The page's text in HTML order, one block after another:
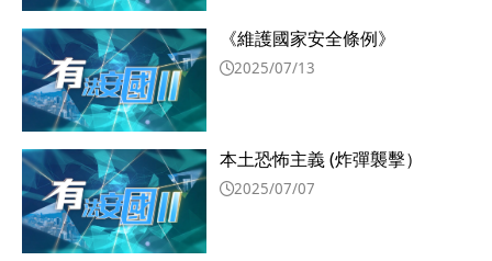
《維護國家安全條例》
2025/07/13
本土恐怖主義 (炸彈襲擊）
2025/07/07